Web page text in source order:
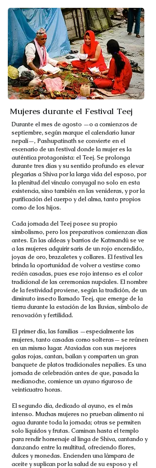
Mujeres durante el Festival Teej
Durante el mes de agosto —o a comienzos de
septiembre, según marque el calendario lunar
nepalí—, Pashupatinath se convierte en el
escenario de un festival donde la mujer es la
auténtica protagonista: el Teej. Se prolonga
durante tres días y su sentido profundo es elevar
plegarias a Shiva por la larga vida del esposo, por
la plenitud del vínculo conyugal no solo en esta
existencia, sino también en las venideras, y por la
purificación del cuerpo y del alma, tanto propios
como de los hijos.
Cada jornada del Teej posee su propio
simbolismo, pero los preparativos comienzan días
antes. En las aldeas y barrios de Katmandú se ve
a las mujeres adquirir saris de un rojo encendido,
joyas de oro, brazaletes y collares. El festival les
brinda la oportunidad de volver a vestirse como
recién casadas, pues ese rojo intenso es el color
tradicional de las ceremonias nupciales. El nombre
de la festividad proviene, según la tradición, de un
diminuto insecto llamado Teej, que emerge de la
tierra durante la estación de las lluvias, símbolo de
renovación y fertilidad.
El primer día, las familias —especialmente las
mujeres, tanto casadas como solteras— se reúnen
en un mismo lugar. Ataviadas con sus mejores
galas rojas, cantan, bailan y comparten un gran
banquete de platos tradicionales nepalíes. Es una
jornada de celebración antes de que, pasada la
medianoche, comience un ayuno riguroso de
veinticuatro horas.
El segundo día, dedicado al ayuno, es el más
intenso. Muchas mujeres no prueban alimento ni
agua durante toda la jornada; otras se permiten
solo líquidos y frutas. Caminan hasta el templo
para rendir homenaje al linga de Shiva, cantando y
danzando entre la multitud, ofreciendo flores,
dulces y monedas. Encienden una lámpara de
aceite y suplican por la salud de su esposo y el